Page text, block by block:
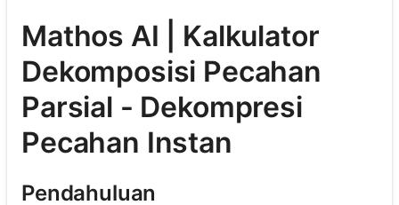
Mathos AI | Kalkulator
Dekomposisi Pecahan
Parsial - Dekompresi
Pecahan Instan
Pendahuluan